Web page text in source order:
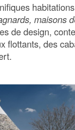
maisons
de design,
flottants, des